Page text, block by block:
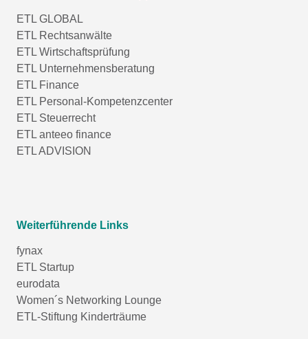
ETL GLOBAL
ETL Rechtsanwälte
ETL Wirtschaftsprüfung
ETL Unternehmensberatung
ETL Finance
ETL Personal-Kompetenzcenter
ETL Steuerrecht
ETL anteeo finance
ETL ADVISION
Weiterführende Links
fynax
ETL Startup
eurodata
Women´s Networking Lounge
ETL-Stiftung Kinderträume